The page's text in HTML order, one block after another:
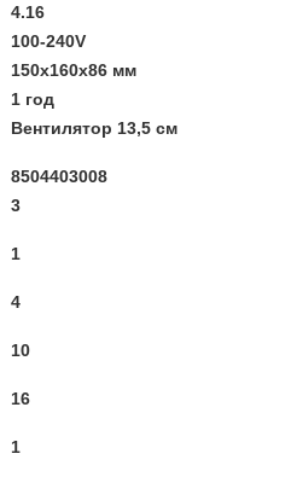
4.16
100-240V
150x160x86 мм
1 год
Вентилятор 13,5 см
8504403008
3
1
4
10
16
1